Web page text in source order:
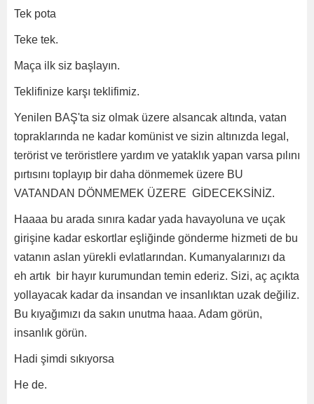
Tek pota
Teke tek.
Maça ilk siz başlayın.
Teklifinize karşı teklifimiz.
Yenilen BAŞ'ta siz olmak üzere alsancak altında, vatan
topraklarında ne kadar komünist ve sizin altınızda legal,
terörist ve teröristlere yardım ve yataklık yapan varsa pılını
pırtısını toplayıp bir daha dönmemek üzere BU
VATANDAN DÖNMEMEK ÜZERE GİDECEKSİNİZ.
Haaaa bu arada sınıra kadar yada havayoluna ve uçak
girişine kadar eskortlar eşliğinde gönderme hizmeti de bu
vatanın aslan yürekli evlatlarından. Kumanyalarınızı da
eh artık bir hayır kurumundan temin ederiz. Sizi, aç açıkta
yollayacak kadar da insandan ve insanlıktan uzak değiliz.
Bu kıyağımızı da sakın unutma haaa. Adam görün,
insanlık görün.
Hadi şimdi sıkıyorsa
He de.